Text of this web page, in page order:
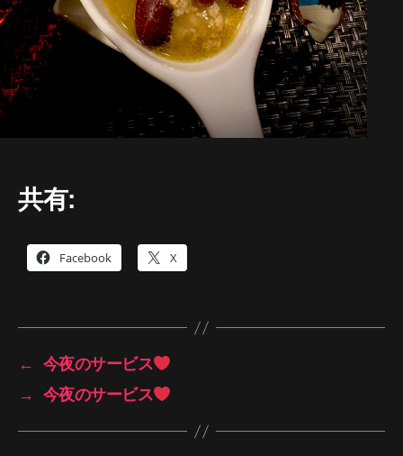
共有:
Facebook X
←
今夜のサービス
→
今夜のサービス